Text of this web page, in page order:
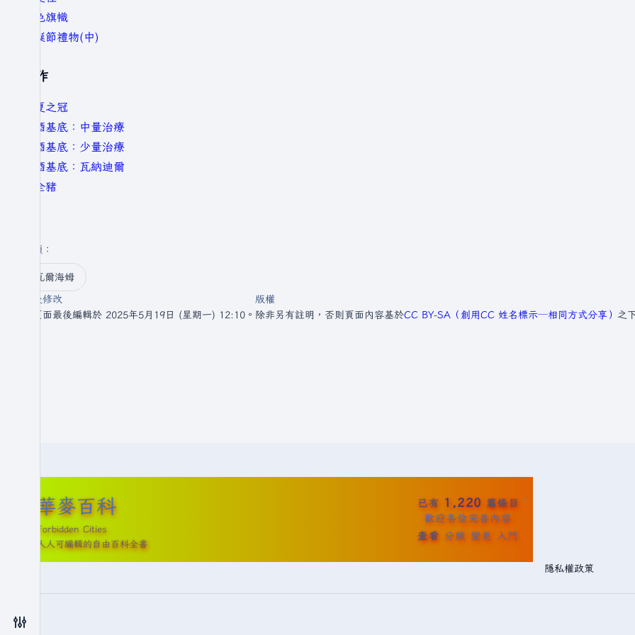
切換偏好設定選單
黃色旗幟
聖誕節禮物(中)
製作
仲夏之冠
蜜酒基底：中量治療
蜜酒基底：少量治療
蜜酒基底：瓦納迪爾
烤全豬
分類 ：​
瓦爾海姆
最後修改
此頁面最後編輯於 2025年5月19日 (星期一) 12:10。
版權
除非另有註明，否則頁面內容基於CC BY-SA（創用CC 姓名標示─相同方式分享） 之
華麥百科
Forbidden Cities
人人可編輯的自由百科全書
已有 1,220 篇條目
歡迎各位完善內容
查看 分類 變更 入門
隱私權政策